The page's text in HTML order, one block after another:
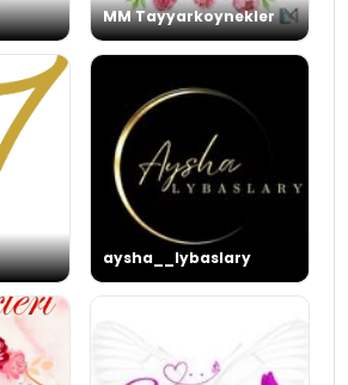
MM Tayyarkoynekler
aysha__lybaslary